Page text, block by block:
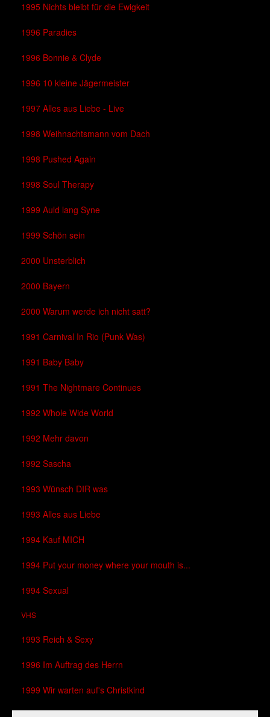
1995 Nichts bleibt für die Ewigkeit
1996 Paradies
1996 Bonnie & Clyde
1996 10 kleine Jägermeister
1997 Alles aus Liebe - Live
1998 Weihnachtsmann vom Dach
1998 Pushed Again
1998 Soul Therapy
1999 Auld lang Syne
1999 Schön sein
2000 Unsterblich
2000 Bayern
2000 Warum werde ich nicht satt?
1991 Carnival In Rio (Punk Was)
1991 Baby Baby
1991 The Nightmare Continues
1992 Whole Wide World
1992 Mehr davon
1992 Sascha
1993 Wünsch DIR was
1993 Alles aus Liebe
1994 Kauf MICH
1994 Put your money where your mouth is...
1994 Sexual
VHS
1993 Reich & Sexy
1996 Im Auftrag des Herrn
1999 Wir warten auf's Christkind